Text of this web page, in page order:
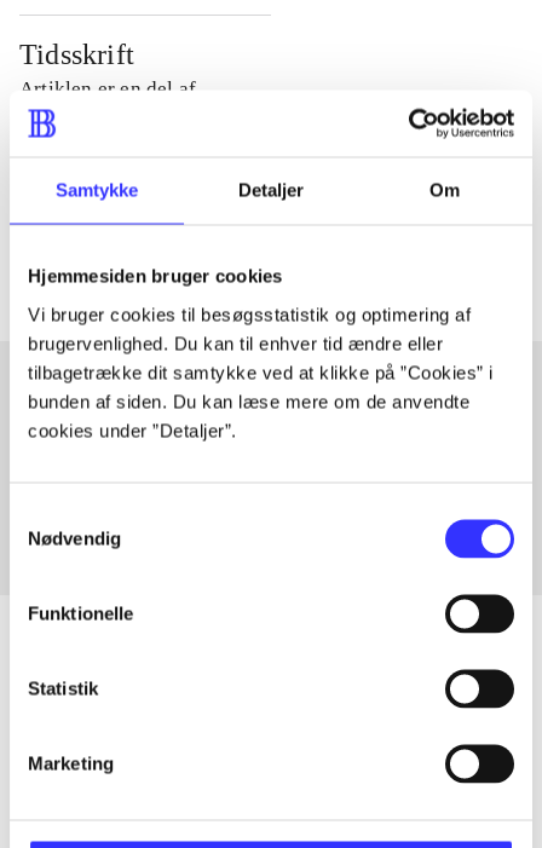
Samtykke Detaljer Om
Hjemmesiden bruger cookies
Vi bruger cookies til besøgsstatistik og optimering af
brugervenlighed. Du kan til enhver tid ændre eller
tilbagetrække dit samtykke ved at klikke på ”Cookies” i
bunden af siden. Du kan læse mere om de anvendte
cookies under ”Detaljer”.
Nødvendig
Funktionelle
Statistik
Marketing
Tidsskrift
Artiklen er en del af
Tidsskrift
Artiklerne i handler ofte om
Artikler med samme emner